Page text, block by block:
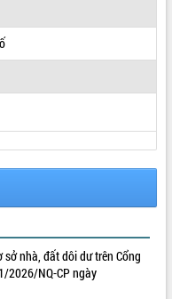
nhà, đất dôi dư trên Cổng
2026/NQ-CP ngày